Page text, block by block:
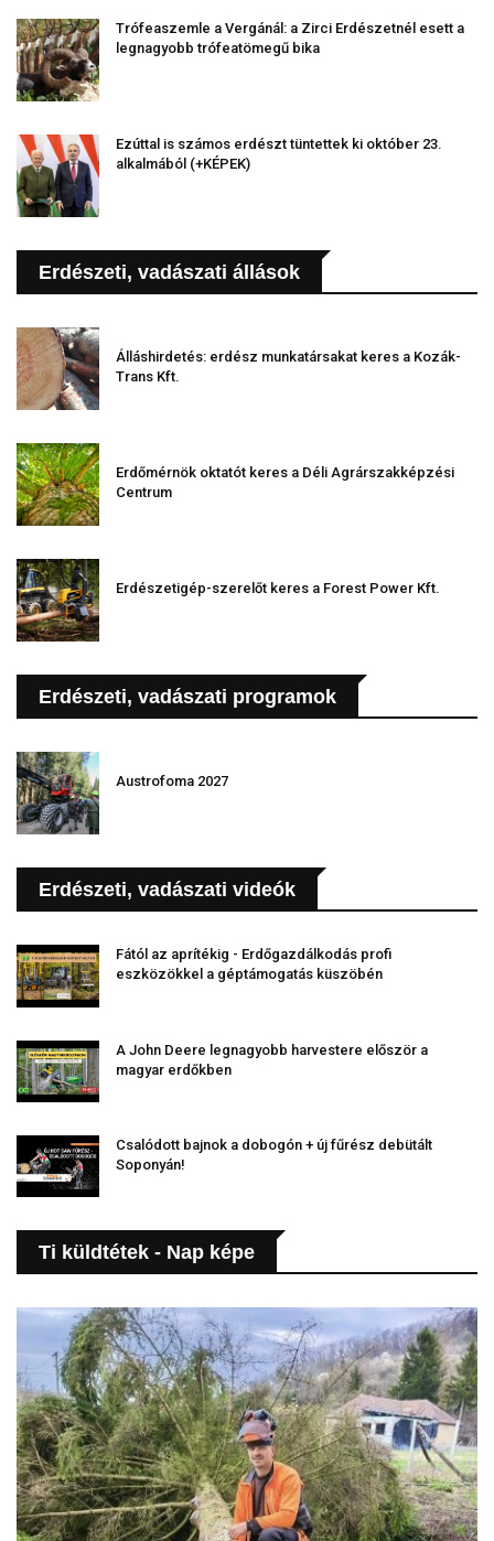
Trófeaszemle a Vergánál: a Zirci Erdészetnél esett a
legnagyobb trófeatömegű bika
Ezúttal is számos erdészt tüntettek ki október 23.
alkalmából (+KÉPEK)
Erdészeti, vadászati állások
Álláshirdetés: erdész munkatársakat keres a Kozák-
Trans Kft.
Erdőmérnök oktatót keres a Déli Agrárszakképzési
Centrum
Erdészetigép-szerelőt keres a Forest Power Kft.
Erdészeti, vadászati programok
Austrofoma 2027
Erdészeti, vadászati videók
Fától az aprítékig - Erdőgazdálkodás profi
eszközökkel a géptámogatás küszöbén
A John Deere legnagyobb harvestere először a
magyar erdőkben
Csalódott bajnok a dobogón + új fűrész debütált
Soponyán!
Ti küldtétek - Nap képe